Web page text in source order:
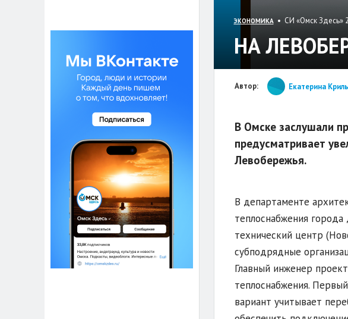
ЭКОНОМИКА• СИ «Омск Здесь»
НА
Автор: Екатерина Криль
В Омске заслушали
предусматривает
Левобережья.
В департаменте
теплоснабжения города
технический центр
субподрядные
Главный инженер
теплоснабжения.
вариант учитывает